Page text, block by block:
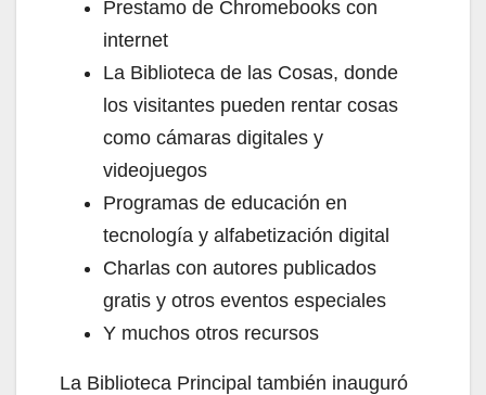
Prestamo de Chromebooks con
internet
La Biblioteca de las Cosas, donde
los visitantes pueden rentar cosas
como cámaras digitales y
videojuegos
Programas de educación en
tecnología y alfabetización digital
Charlas con autores publicados
gratis y otros eventos especiales
Y muchos otros recursos
La Biblioteca Principal también inauguró